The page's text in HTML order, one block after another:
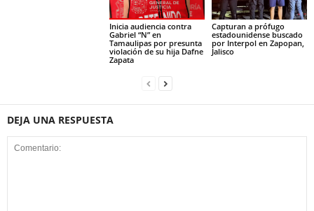
Inicia audiencia contra
Gabriel “N” en
Tamaulipas por presunta
violación de su hija Dafne
Zapata
Capturan a prófugo
estadounidense buscado
por Interpol en Zapopan,
Jalisco
DEJA UNA RESPUESTA